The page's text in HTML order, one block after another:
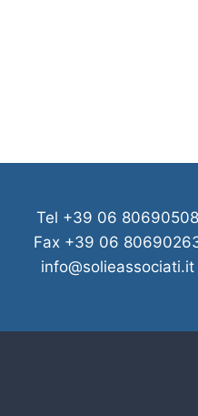
Tel +39 06 80690508
Fax +39 06
info@solieassociati.it